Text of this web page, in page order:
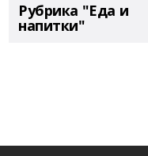
Рубрика "Еда и
напитки"